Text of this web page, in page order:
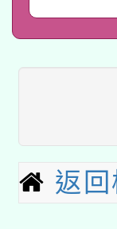
方
「
文
接
接
月
轉
業
動」
桃
開
「
關
轉
返